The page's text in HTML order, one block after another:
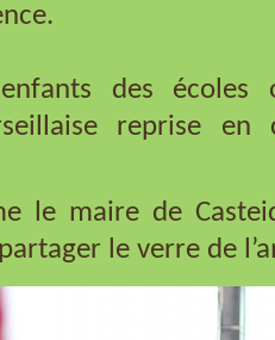
des écoles
reprise
le maire de
le verre de